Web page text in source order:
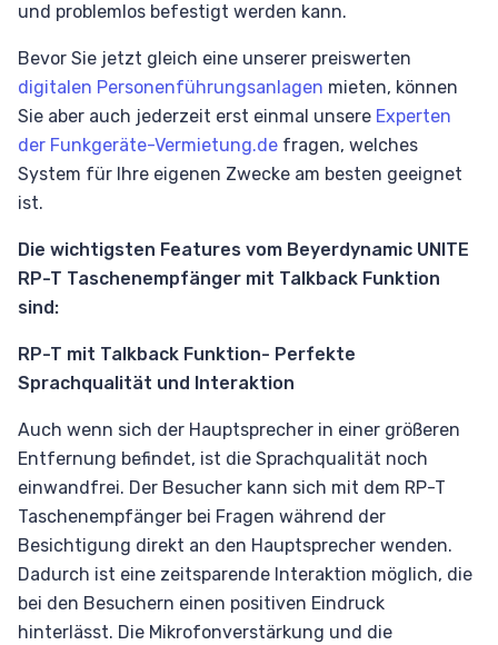
und problemlos befestigt werden kann.
Bevor Sie jetzt gleich eine unserer preiswerten
digitalen Personenführungsanlagen mieten, können
Sie aber auch jederzeit erst einmal unsere Experten
der Funkgeräte-Vermietung.de fragen, welches
System für Ihre eigenen Zwecke am besten geeignet
ist.
Die wichtigsten Features vom Beyerdynamic UNITE
RP-T Taschenempfänger mit Talkback Funktion
sind:
RP-T mit Talkback Funktion- Perfekte
Sprachqualität und Interaktion
Auch wenn sich der Hauptsprecher in einer größeren
Entfernung befindet, ist die Sprachqualität noch
einwandfrei. Der Besucher kann sich mit dem RP-T
Taschenempfänger bei Fragen während der
Besichtigung direkt an den Hauptsprecher wenden.
Dadurch ist eine zeitsparende Interaktion möglich, die
bei den Besuchern einen positiven Eindruck
hinterlässt. Die Mikrofonverstärkung und die